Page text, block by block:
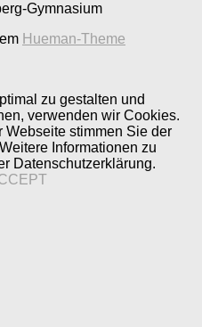
Gymnasium
Hueman-Theme
zu gestalten und
verwenden wir Cookies.
Webseite stimmen Sie der
Informationen zu
Datenschutzerklärung.